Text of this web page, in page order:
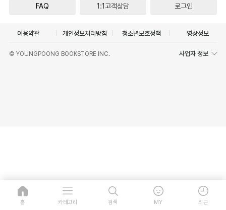
FAQ 1:1고객상담 로그인
이용약관 개인정보처리방침 청소년보호정책 영상정보
© YOUNGPOONG BOOKSTORE INC. 사업자 정보
홈 카테고리 검색 MY 최근